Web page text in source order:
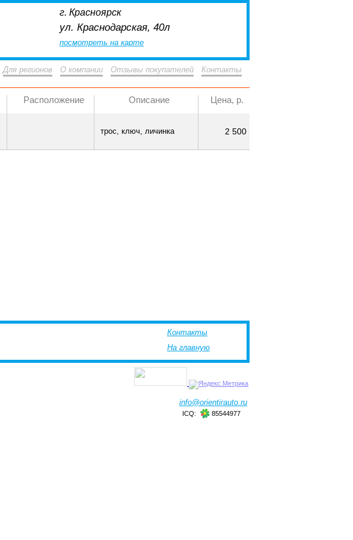
г. Красноярск
ул. Краснодарская, 40л
посмотреть на карте
Для регионов О компании Отзывы покупателей Контакты
Расположение Описание Цена, р.
трос, ключ, личинка 2 500
Контакты
На главную
info@orientirauto.ru
ICQ: 85544977